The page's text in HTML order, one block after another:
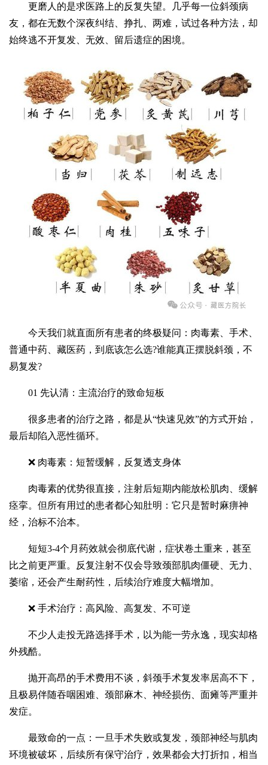
更磨人的是求医路上的反复失望。几乎每一位斜颈病
友，都在无数个深夜纠结、挣扎、两难，试过各种方法，却
始终逃不开复发、无效、留后遗症的困境。
今天我们就直面所有患者的终极疑问：肉毒素、手术、
普通中药、藏医药，到底该怎么选?谁能真正摆脱斜颈，不
易复发?
01 先认清：主流治疗的致命短板
很多患者的治疗之路，都是从“快速见效”的方式开始，
最后却陷入恶性循环。
❌ 肉毒素：短暂缓解，反复透支身体
肉毒素的优势很直接，注射后短期内能放松肌肉、缓解
痉挛。但所有用过的患者都心知肚明：它只是暂时麻痹神
经，治标不治本。
短短3-4个月药效就会彻底代谢，症状卷土重来，甚至
比之前更严重。反复注射不仅会导致颈部肌肉僵硬、无力、
萎缩，还会产生耐药性，后续治疗难度大幅增加。
❌ 手术治疗：高风险、高复发、不可逆
不少人走投无路选择手术，以为能一劳永逸，现实却格
外残酷。
抛开高昂的手术费用不谈，斜颈手术复发率居高不下，
且极易伴随吞咽困难、颈部麻木、神经损伤、面瘫等严重并
发症。
最致命的一点：一旦手术失败或复发，颈部神经与肌肉
环境被破坏，后续所有保守治疗，效果都会大打折扣，相当